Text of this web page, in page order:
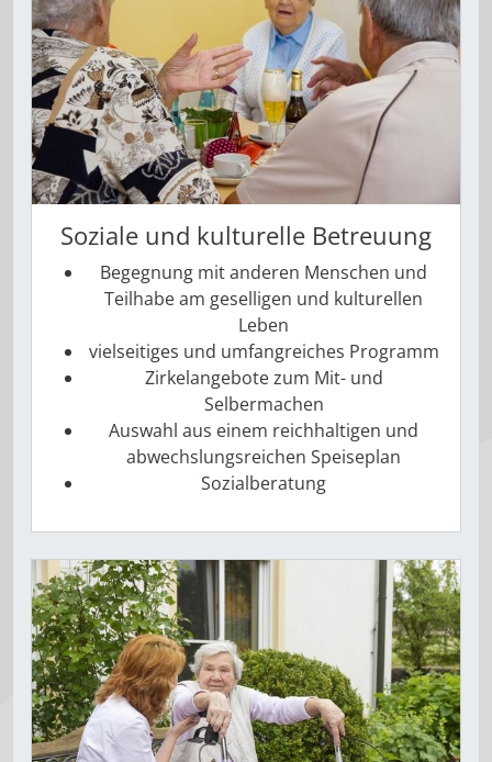
Soziale und kulturelle Betreuung
Begegnung mit anderen Menschen und
Teilhabe am geselligen und kulturellen
Leben
vielseitiges und umfangreiches ­Programm
Zirkelangebote zum Mit- und
Selbermachen
Auswahl aus einem reichhaltigen und
abwechslungsreichen Speiseplan
Sozialberatung